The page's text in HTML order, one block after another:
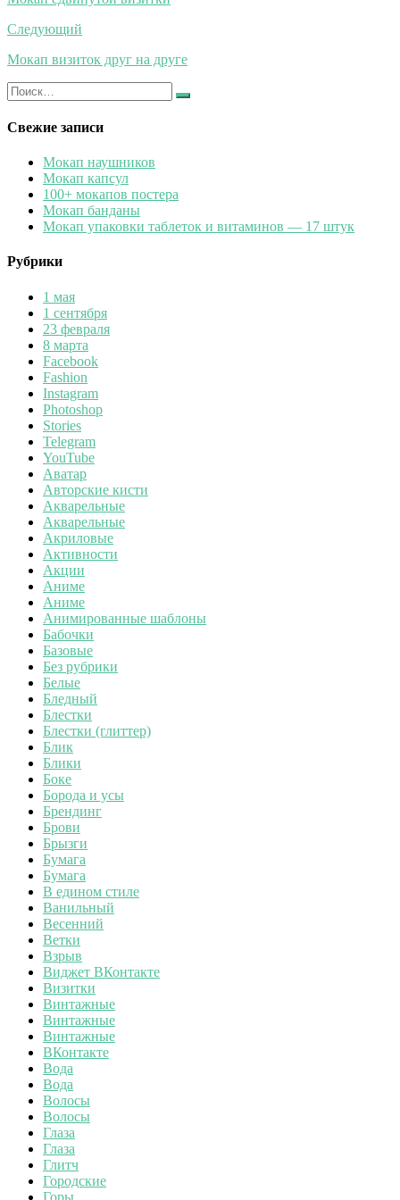
записям
Следующий
Мокап визиток друг на друге
Искать:
Найти
Свежие записи
Мокап наушников
Мокап капсул
100+ мокапов постера
Мокап банданы
Мокап упаковки таблеток и витаминов — 17 штук
Рубрики
1 мая
1 сентября
23 февраля
8 марта
Facebook
Fashion
Instagram
Photoshop
Stories
Telegram
YouTube
Аватар
Авторские кисти
Акварельные
Акварельные
Акриловые
Активности
Акции
Аниме
Аниме
Анимированные шаблоны
Бабочки
Базовые
Без рубрики
Белые
Бледный
Блестки
Блестки (глиттер)
Блик
Блики
Боке
Борода и усы
Брендинг
Брови
Брызги
Бумага
Бумага
В едином стиле
Ванильный
Весенний
Ветки
Взрыв
Виджет ВКонтакте
Визитки
Винтажные
Винтажные
Винтажные
ВКонтакте
Вода
Вода
Волосы
Волосы
Глаза
Глаза
Глитч
Городские
Горы